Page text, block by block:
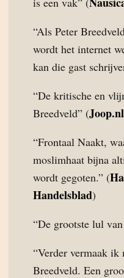
“Als Peter
wordt het internet
kan die gast
“De kritische en
Breedveld” (Joop.nl
“Frontaal Naakt,
moslimhaat bijna
wordt gegoten.” (
Handelsblad)
“De grootste lul
“Verder vermaak
Breedveld. Een